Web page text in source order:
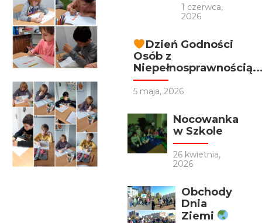
1 czerwca,
2026
Dzień Godności
Osób z
5 maja, 2026
Nocowanka
w Szkole
26 kwietnia,
2026
Obchody
Dnia
Ziemi